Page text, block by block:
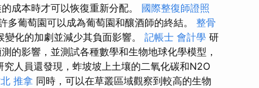
成本時才可以恢復重新分配。 國際整復師證照
葡萄園可以成為葡萄園和釀酒師的終結。 整骨
化的加劇並減少其負面影響。 記帳士 會計學 研
的影響，並測試各種數學和生物地球化學模型，
究人員還發現，蚱坡坡上土壤的二氧化碳和N2O
推拿 同時，可以在草叢區域觀察到較高的生物